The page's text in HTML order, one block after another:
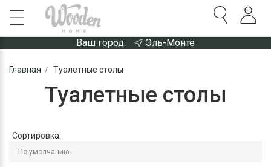
Ваш город: Эль-Монте
Главная Туалетные столы
Туалетные столы
Сортировка: